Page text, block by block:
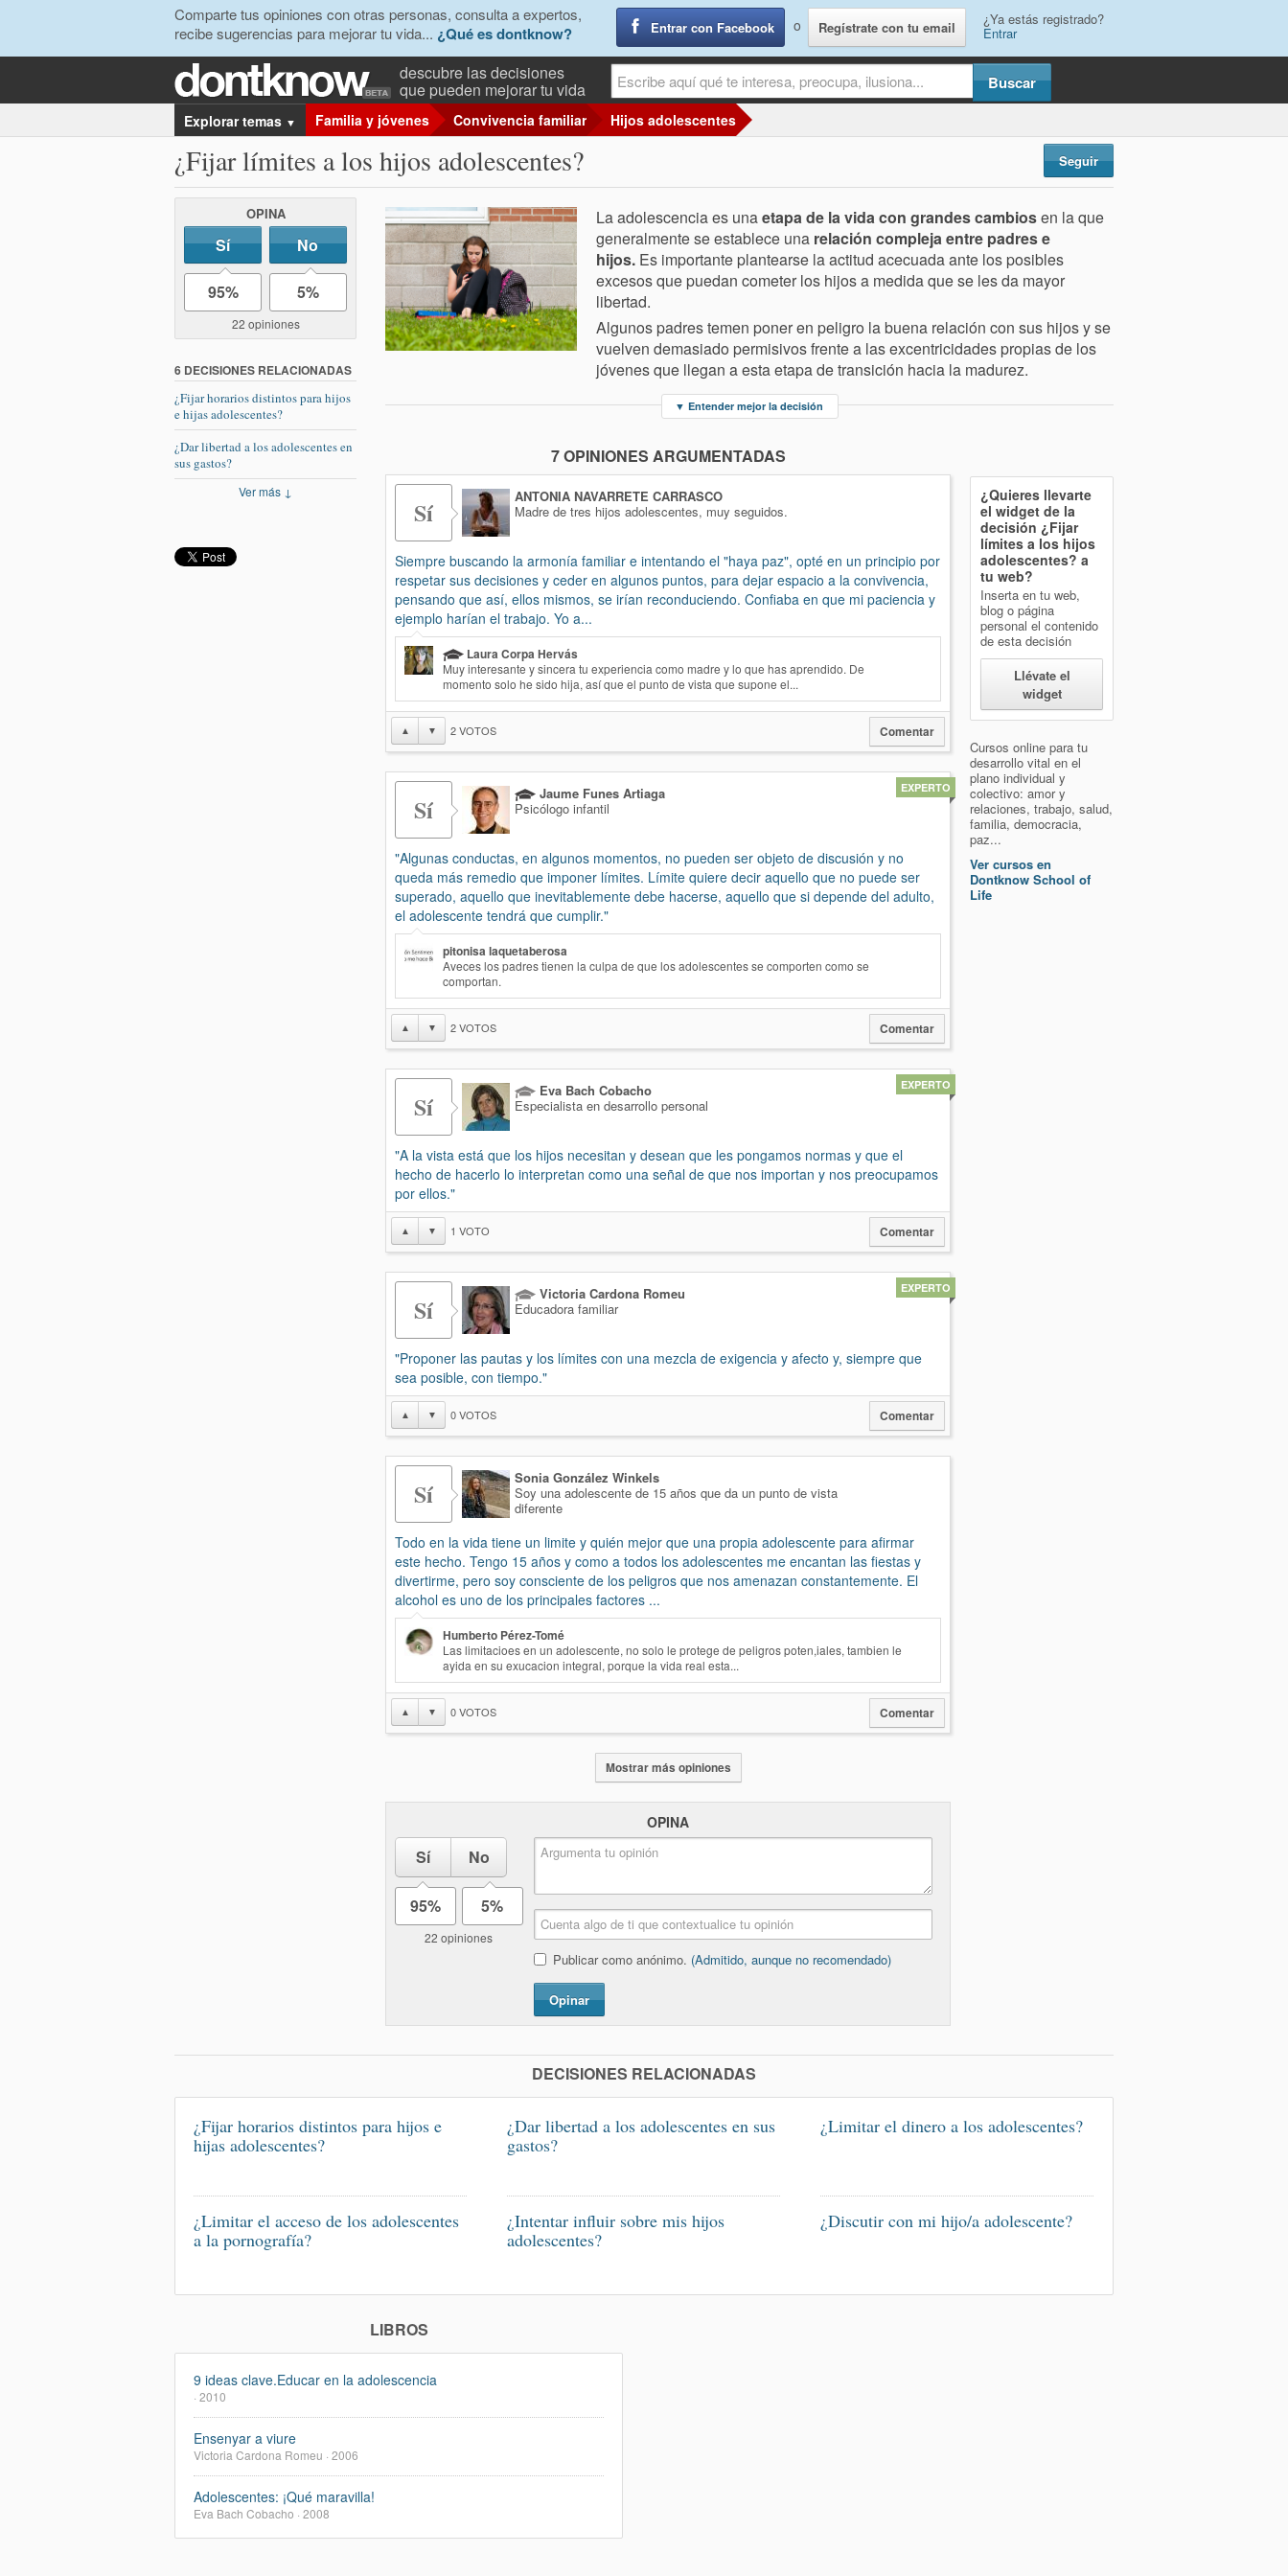
Comparte tus opiniones con otras personas, consulta a expertos,
recibe sugerencias para mejorar tu vida... ¿Qué es dontknow? Entrar con Facebook o Regístrate con tu email ¿Ya estás registrado?
Entrar
descubre las decisiones
que pueden mejorar tu vida
Explorar temas ▼ Familia y jóvenes Convivencia familiar Hijos adolescentes
¿Fijar límites a los hijos adolescentes? Seguir
OPINA
Sí No
95% 5%
22 opiniones
6 DECISIONES RELACIONADAS
¿Fijar horarios distintos para hijos
e hijas adolescentes?
¿Dar libertad a los adolescentes en
sus gastos?
Ver más ↓
La adolescencia es unaetapa de la vida con grandes cambiosen la que
generalmente se establece una relación compleja entre padres e
hijos. Es importante plantearse la actitud acecuada ante los posibles
excesos que puedan cometer los hijos a medida que se les da mayor
libertad.
Algunos padres temen poner en peligro la buena relación con sus hijos y se
vuelven demasiado permisivos frente a las excentricidades propias de los
jóvenes que llegan a esta etapa de transición hacia la madurez.
▼ Entender mejor la decisión
7 OPINIONES ARGUMENTADAS
Sí
ANTONIA NAVARRETE CARRASCO
Madre de tres hijos adolescentes, muy seguidos.
Siempre buscando la armonía familiar e intentando el "haya paz", opté en un principio por
respetar sus decisiones y ceder en algunos puntos, para dejar espacio a la convivencia,
pensando que así, ellos mismos, se irían reconduciendo. Confiaba en que mi paciencia y
ejemplo harían el trabajo. Yo a...
Laura Corpa Hervás
Muy interesante y sincera tu experiencia como madre y lo que has aprendido. De
momento solo he sido hija, así que el punto de vista que supone el...
▲ ▼ 2VOTOS Comentar
Sí
Jaume Funes Artiaga
Psicólogo infantil
"Algunas conductas, en algunos momentos, no pueden ser objeto de discusión y no
queda más remedio que imponer límites. Límite quiere decir aquello que no puede ser
superado, aquello que inevitablemente debe hacerse, aquello que si depende del adulto,
el adolescente tendrá que cumplir."
EXPERTO
pitonisa laquetaberosa
Aveces los padres tienen la culpa de que los adolescentes se comporten como se
comportan.
▲ ▼ 2VOTOS Comentar
Sí
Eva Bach Cobacho
Especialista en desarrollo personal
"A la vista está que los hijos necesitan y desean que les pongamos normas y que el
hecho de hacerlo lo interpretan como una señal de que nos importan y nos preocupamos
por ellos."
EXPERTO
▲ ▼ 1 VOTO Comentar
Sí
Victoria Cardona Romeu
Educadora familiar
"Proponer las pautas y los límites con una mezcla de exigencia y afecto y, siempre que
sea posible, con tiempo."
EXPERTO
▲ ▼ 0VOTOS Comentar
Sí
Sonia González Winkels
Soy una adolescente de 15 años que da un punto de vista
diferente
Todo en la vida tiene un limite y quién mejor que una propia adolescente para afirmar
este hecho. Tengo 15 años y como a todos los adolescentes me encantan las fiestas y
divertirme, pero soy consciente de los peligros que nos amenazan constantemente. El
alcohol es uno de los principales factores ...
Humberto Pérez-Tomé
Las limitacioes en un adolescente, no solo le protege de peligros poten,iales, tambien le
ayida en su exucacion integral, porque la vida real esta...
▲ ▼ 0VOTOS Comentar
Mostrar más opiniones
OPINA
Sí No
95% 5%
22 opiniones
Publicar como anónimo. (Admitido, aunque no recomendado)
Opinar
¿Quieres llevarte
el widget de la
decisión ¿Fijar
límites a los hijos
adolescentes? a
tu web?
Inserta en tu web,
blog o página
personal el contenido
de esta decisión
Llévate el
widget
Cursos online para tu
desarrollo vital en el
plano individual y
colectivo: amor y
relaciones, trabajo, salud,
familia, democracia,
paz...
Ver cursos en
Dontknow School of
Life
DECISIONES RELACIONADAS
¿Fijar horarios distintos para hijos e
hijas adolescentes?
¿Dar libertad a los adolescentes en sus
gastos?
¿Limitar el dinero a los adolescentes?
¿Limitar el acceso de los adolescentes
a la pornografía?
¿Intentar influir sobre mis hijos
adolescentes?
¿Discutir con mi hijo/a adolescente?
LIBROS
9 ideas clave.Educar en la adolescencia
· 2010
Ensenyar a viure
Victoria Cardona Romeu · 2006
Adolescentes: ¡Qué maravilla!
Eva Bach Cobacho · 2008